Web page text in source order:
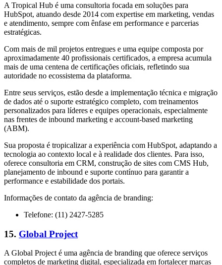
A Tropical Hub é uma consultoria focada em soluções para
HubSpot, atuando desde 2014 com expertise em marketing, vendas
e atendimento, sempre com ênfase em performance e parcerias
estratégicas.
Com mais de mil projetos entregues e uma equipe composta por
aproximadamente 40 profissionais certificados, a empresa acumula
mais de uma centena de certificações oficiais, refletindo sua
autoridade no ecossistema da plataforma.
Entre seus serviços, estão desde a implementação técnica e migração
de dados até o suporte estratégico completo, com treinamentos
personalizados para líderes e equipes operacionais, especialmente
nas frentes de inbound marketing e account-based marketing
(ABM).
Sua proposta é tropicalizar a experiência com HubSpot, adaptando a
tecnologia ao contexto local e à realidade dos clientes. Para isso,
oferece consultoria em CRM, construção de sites com CMS Hub,
planejamento de inbound e suporte contínuo para garantir a
performance e estabilidade dos portais.
Informações de contato da agência de branding:
Telefone: (11) 2427-5285
15. Global Project
A Global Project é uma agência de branding que oferece serviços
completos de marketing digital, especializada em fortalecer marcas